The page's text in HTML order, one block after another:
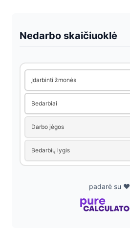
e
o
Nedarbo skaičiuoklė
Įdarbinti žmonės
Bedarbiai
Darbo jėgos
Bedarbių lygis
padarė su ❤️